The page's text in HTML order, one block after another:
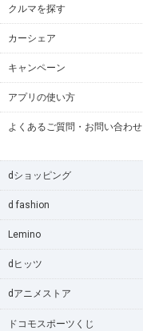
クルマを探す
カーシェア
キャンペーン
アプリの使い方
よくあるご質問・お問い合わせ
dショッピング
d fashion
Lemino
dヒッツ
dアニメストア
ドコモスポーツくじ